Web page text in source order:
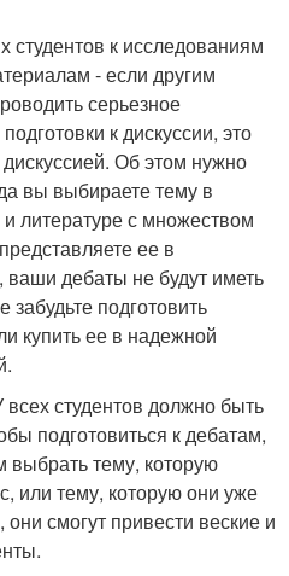
студентов к исследованиям
- если другим
серьезное
к дискуссии, это
Об этом нужно
вы выбираете тему в
литературе с множеством
ее в
ваши дебаты не будут иметь
подготовить
купить ее в надежной
студентов должно быть
подготовиться к дебатам,
выбрать тему, которую
или тему, которую они уже
смогут привести веские и